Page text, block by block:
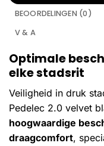
BEOORDELINGEN (0)
V & A
Optimale
elke stadsrit
Veiligheid in druk
Pedelec 2.0 velvet
hoogwaardige
draagcomfort,